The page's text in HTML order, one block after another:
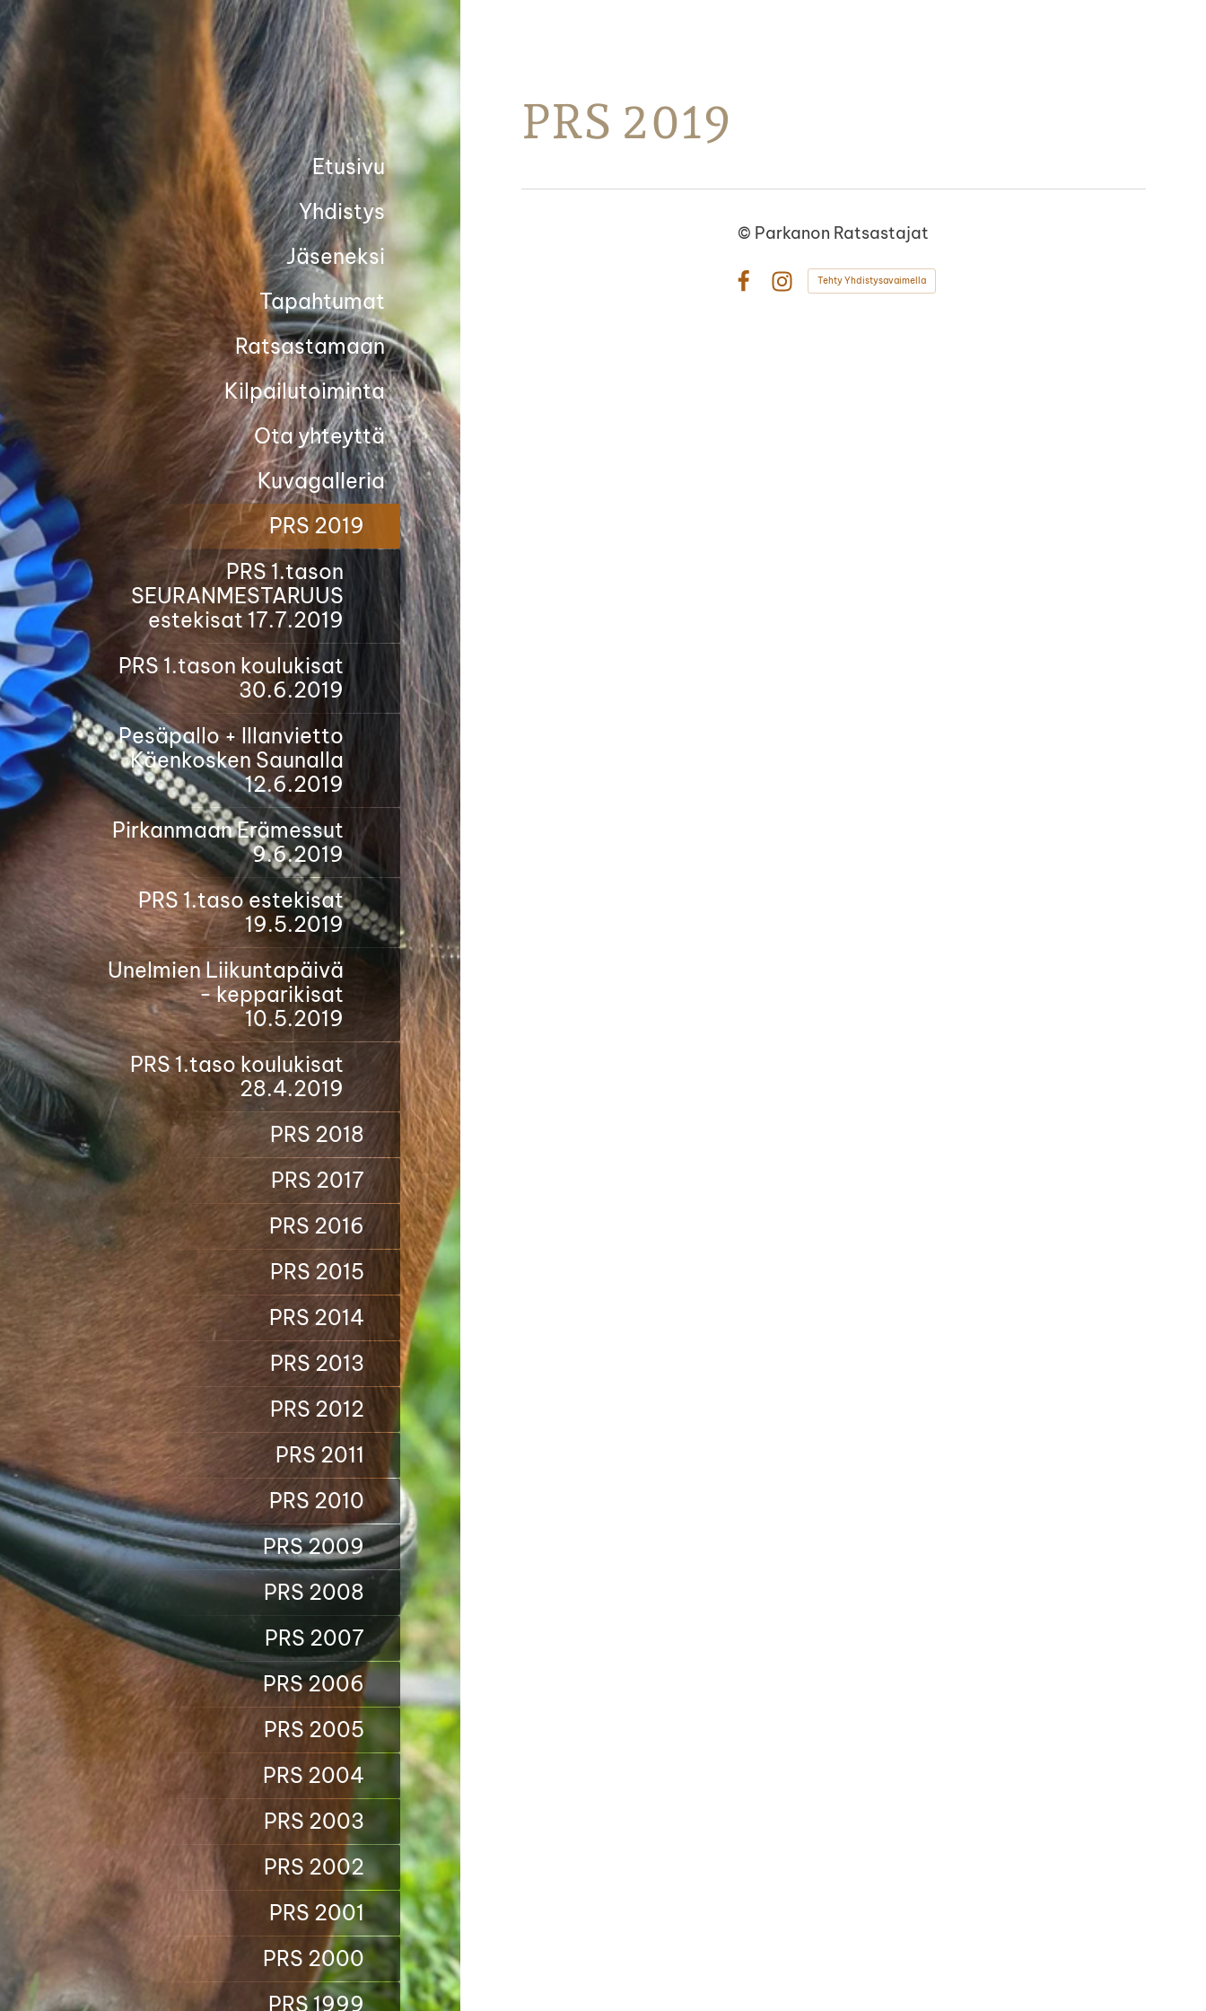
Siirry
sivun
sisältöön
Parkanon Ratsastajat
Etusivu
Yhdistys
Jäseneksi
Tapahtumat
Ratsastamaan
Kilpailutoiminta
Ota yhteyttä
Kuvagalleria
PRS 2019
PRS 1.tason
SEURANMESTARUUS
estekisat 17.7.2019
PRS 1.tason koulukisat
30.6.2019
Pesäpallo + Illanvietto
Käenkosken Saunalla
12.6.2019
Pirkanmaan Erämessut
9.6.2019
PRS 1.taso estekisat
19.5.2019
Unelmien Liikuntapäivä
- kepparikisat
10.5.2019
PRS 1.taso koulukisat
28.4.2019
PRS 2018
PRS 2017
PRS 2016
PRS 2015
PRS 2014
PRS 2013
PRS 2012
PRS 2011
PRS 2010
PRS 2009
PRS 2008
PRS 2007
PRS 2006
PRS 2005
PRS 2004
PRS 2003
PRS 2002
PRS 2001
PRS 2000
PRS 1999
PRS 2019
© Parkanon Ratsastajat
Tehty Yhdistysavaimella